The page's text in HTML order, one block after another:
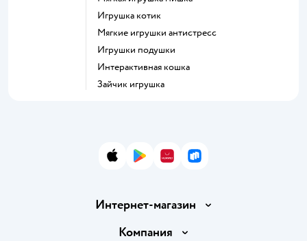
Игрушка котик
Мягкие игрушки антистресс
Игрушки подушки
Интерактивная кошка
Зайчик игрушка
App StoreGoogle Play
AppGallery
RuStore
Интернет-магазин
Доставка и оплата
Компания